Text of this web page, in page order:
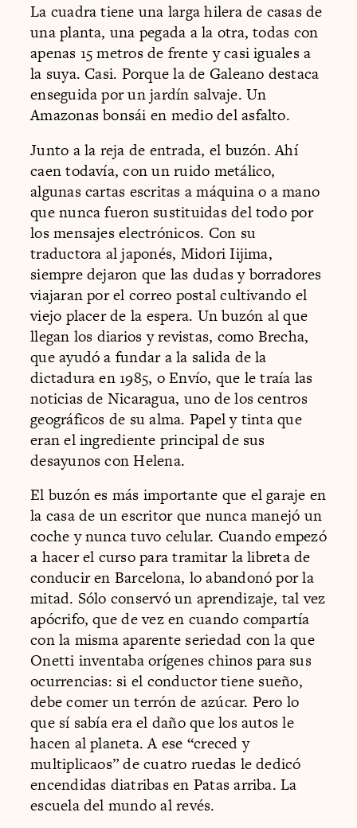
La cuadra tiene una larga hilera de casas de
una planta, una pegada a la otra, todas con
apenas 15 metros de frente y casi iguales a
la suya. Casi. Porque la de Galeano destaca
enseguida por un jardín salvaje. Un
Amazonas bonsái en medio del asfalto.
Junto a la reja de entrada, el buzón. Ahí
caen todavía, con un ruido metálico,
algunas cartas escritas a máquina o a mano
que nunca fueron sustituidas del todo por
los mensajes electrónicos. Con su
traductora al japonés, Midori Iijima,
siempre dejaron que las dudas y borradores
viajaran por el correo postal cultivando el
viejo placer de la espera. Un buzón al que
llegan los diarios y revistas, como Brecha,
que ayudó a fundar a la salida de la
dictadura en 1985, o Envío, que le traía las
noticias de Nicaragua, uno de los centros
geográficos de su alma. Papel y tinta que
eran el ingrediente principal de sus
desayunos con Helena.
El buzón es más importante que el garaje en
la casa de un escritor que nunca manejó un
coche y nunca tuvo celular. Cuando empezó
a hacer el curso para tramitar la libreta de
conducir en Barcelona, lo abandonó por la
mitad. Sólo conservó un aprendizaje, tal vez
apócrifo, que de vez en cuando compartía
con la misma aparente seriedad con la que
Onetti inventaba orígenes chinos para sus
ocurrencias: si el conductor tiene sueño,
debe comer un terrón de azúcar. Pero lo
que sí sabía era el daño que los autos le
hacen al planeta. A ese “creced y
multiplicaos” de cuatro ruedas le dedicó
encendidas diatribas en Patas arriba. La
escuela del mundo al revés.